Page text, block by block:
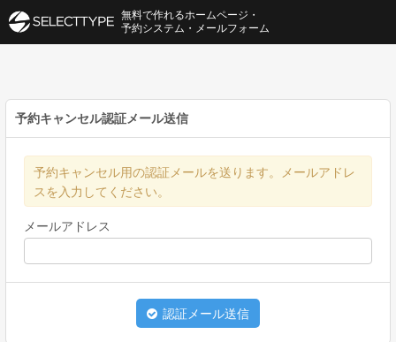
予約キャンセル認証メール送信
予約キャンセル用の認証メールを送ります。メールアドレ
スを入力してください。
メールアドレス
認証メール送信
無料で作れるホームページ・
予約システム・メールフォーム